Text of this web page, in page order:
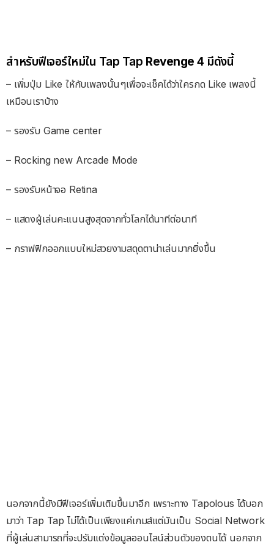
สำหรับฟีเจอร์ใหม่ใน Tap Tap Revenge4 มีดังนี้
– เพิ่มปุ่ม Like ให้กับเพลงนั้นๆเพื่อจะเช็คได้ว่าใครกด Like เพลงนี้
เหมือนเราบ้าง
– รองรับ Game center
– Rocking new Arcade Mode
– รองรับหน้าจอ Retina
– แสดงผู้เล่นคะแนนสูงสุดจากทั่วโลกได้นาทีต่อนาที
– กราฟฟิกออกแบบใหม่สวยงามสดุดตาน่าเล่นมากยิ่งขึ้น
นอกจากนี้ยังมีฟีเจอร์เพิ่มเติมขึ้นมาอีก เพราะทาง Tapolous ได้บอก
มาว่า Tap Tap ไม่ได้เป็นเพียงแค่เกมส์แต่มันเป็น Social Network
ที่ผู้เล่นสามารถที่จะปรับแต่งข้อมูลออนไลน์ส่วนตัวของตนได้ นอกจาก